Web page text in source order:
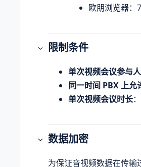
欧朋浏览器：
限制条件
单次视频会议参与
同一时间 PBX 上允
单次视频会议时长
数据加密
为保证音视频数据在传